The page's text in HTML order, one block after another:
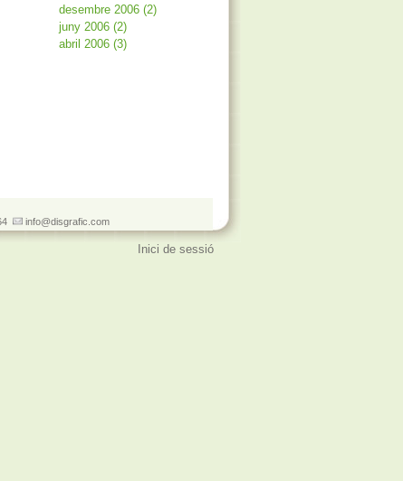
desembre 2006 (2)
juny 2006 (2)
abril 2006 (3)
info@disgrafic.com
Inici de sessió